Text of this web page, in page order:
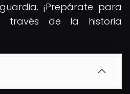
¡Prepárate para
través de la historia